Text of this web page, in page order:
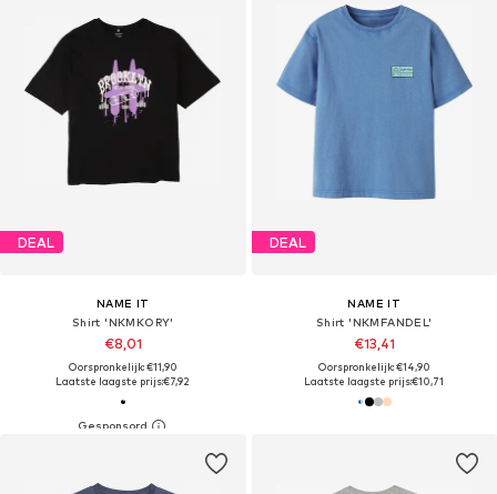
DEAL
NAME IT
Shirt 'NKMKORY'
€8,01
Oorspronkelijk: €11,90
Laatste laagste prijs:€7,92
DEAL
NAME IT
Shirt 'NKMFANDEL'
€13,41
Oorspronkelijk: €14,90
Laatste laagste prijs:€10,71